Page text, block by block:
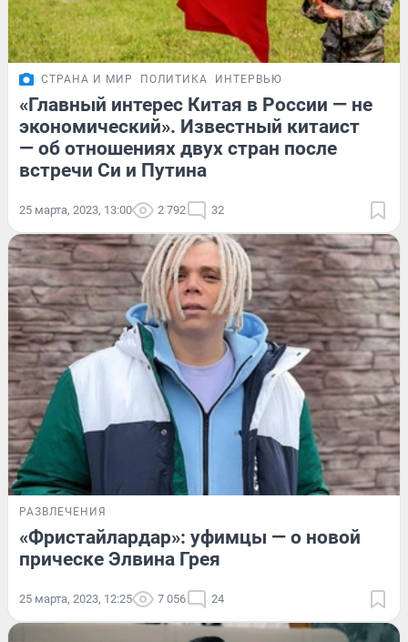
СТРАНА И МИР ПОЛИТИКА ИНТЕРВЬЮ
«Главный интерес Китая в России — не
экономический». Известный китаист
— об отношениях двух стран после
встречи Си и Путина
25 марта, 2023, 13:00 2 792 32
РАЗВЛЕЧЕНИЯ
«Фристайлардар»: уфимцы — о новой
прическе Элвина Грея
25 марта, 2023, 12:25 7 056 24